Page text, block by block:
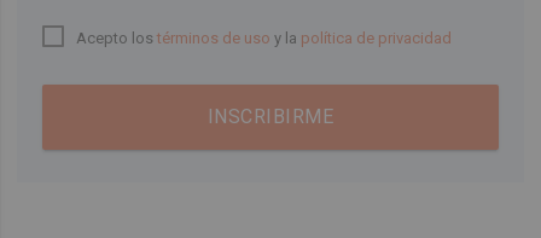
Acepto lostérminos de uso y la política de privacidad
INSCRIBIRME